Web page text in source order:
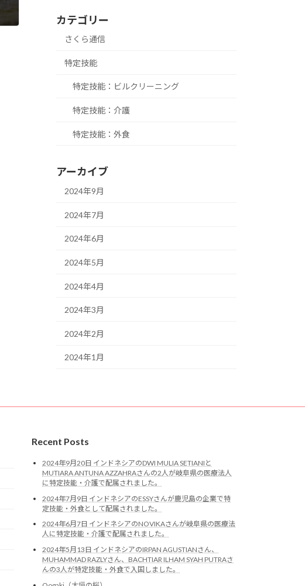
カテゴリー
さくら通信
特定技能
特定技能：ビルクリーニング
特定技能：介護
特定技能：外食
アーカイブ
2024年9月
2024年7月
2024年6月
2024年5月
2024年4月
2024年3月
2024年2月
2024年1月
Recent Posts
2024年9月20日 インドネシアのDWI MULIA SETIANIと
MUTIARA ANTUNA AZZAHRAさんの2人が岐阜県の医療法人
に特定技能・介護で配属されました。
2024年7月9日 インドネシアのESSYさんが鹿児島の企業で特
定技能・外食として配属されました。
2024年6月7日 インドネシアのNOVIKAさんが岐阜県の医療法
人に特定技能・介護で配属されました。
2024年5月13日 インドネシアのIRPAN AGUSTIANさん、
MUHAMMAD RAZLYさん、BACHTIAR ILHAM SYAH PUTRAさ
んの3人が特定技能・外食で入国しました。